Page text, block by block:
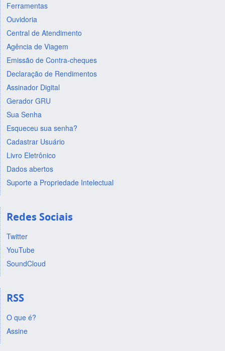
Ferramentas
Ouvidoria
Central de Atendimento
Agência de Viagem
Emissão de Contra-cheques
Declaração de Rendimentos
Assinador Digital
Gerador GRU
Sua Senha
Esqueceu sua senha?
Cadastrar Usuário
Livro Eletrônico
Dados abertos
Suporte a Propriedade Intelectual
Redes Sociais
Twitter
YouTube
SoundCloud
RSS
O que é?
Assine